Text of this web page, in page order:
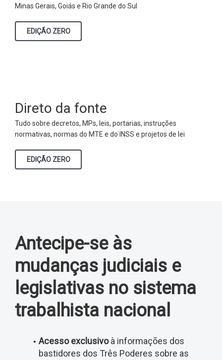
Minas Gerais, Goiás e Rio Grande do Sul
EDIÇÃO ZERO
Direto da fonte
Tudo sobre decretos, MPs, leis, portarias, instruções
normativas, normas do MTE e do INSS e projetos de lei
EDIÇÃO ZERO
Antecipe-se às
mudanças judiciais e
legislativas no sistema
trabalhista nacional
Acesso exclusivoà informações dos
bastidores dos Três Poderes sobre as